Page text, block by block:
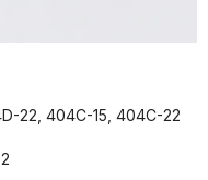
22, 404C-15, 404C-22